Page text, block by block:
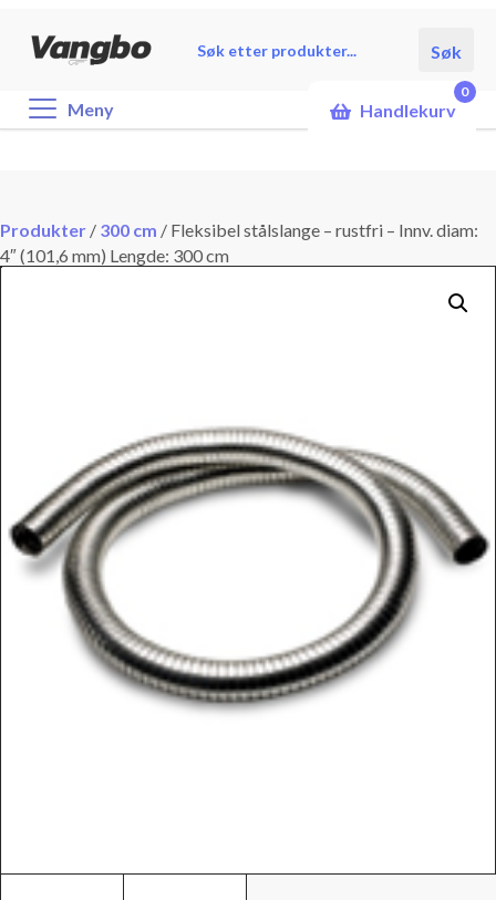
search
Søk
Meny Handlekurv
0
Produkter / 300 cm / Fleksibel stålslange – rustfri – Innv. diam:
4″ (101,6 mm) Lengde: 300 cm